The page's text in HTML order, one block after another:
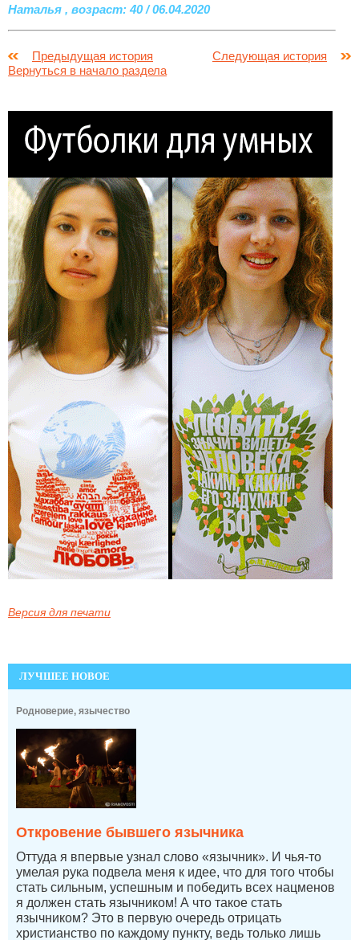
Наталья , возраст: 40 / 06.04.2020
Предыдущая история
Следующая история
Вернуться в начало раздела
Версия для печати
ЛУЧШЕЕ НОВОЕ
Родноверие, язычество
Откровение бывшего язычника
Оттуда я впервые узнал слово «язычник». И чья-то
умелая рука подвела меня к идее, что для того чтобы
стать сильным, успешным и победить всех нацменов
я должен стать язычником! А что такое стать
язычником? Это в первую очередь отрицать
христианство по каждому пункту, ведь только лишь